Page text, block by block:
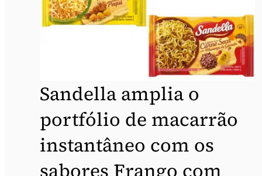
Sandella amplia o
portfólio de macarrão
instantâneo com os